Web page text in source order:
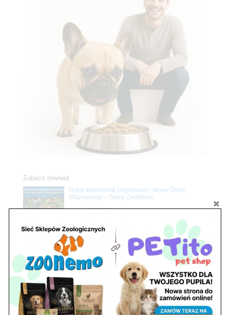
Zobacz również
Z Życia Sklepu
Ryby akwariowe Legionowo i Nowy Dwór
Mazowiecki – Sklep ZooNemo
Z Życia Sklepu
Stwórz podwodne arcydzieło: Najpiękniejsze
rośliny akwariowe w ZooNemo – Legionowo i
Nowy Dwór Mazowiecki
Upały wracają! Zadbaj o komfort swojego pupila
z matami chłodzącymi ZooNemo
Petito Pet Shop – Internetowy Sklep Zoologiczny
Online! Wszystko Dla Twojego Pupila | ZooNemo